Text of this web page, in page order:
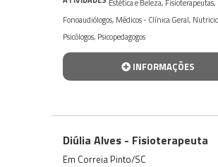
Estética e Beleza, Fisioterapeutas,
Fonoaudiólogos, Médicos - Clínica Geral,
Psicólogos, Psicopedagogos
INFORMAÇÕES
Diúlia Alves - Fisioterapeuta
Em Correia Pinto/SC